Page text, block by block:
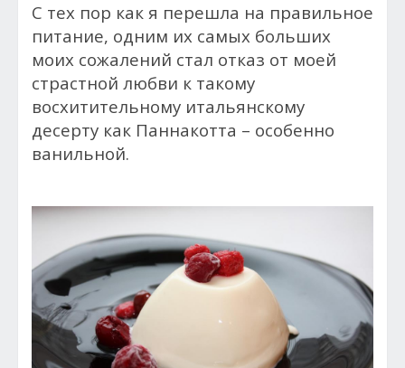
С тех пор как я перешла на правильное
питание, одним их самых больших
моих сожалений стал отказ от моей
страстной любви к такому
восхитительному итальянскому
десерту как Паннакотта – особенно
ванильной.